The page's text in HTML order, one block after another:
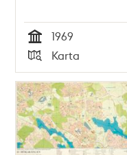
Tid
1969
Typ
Karta